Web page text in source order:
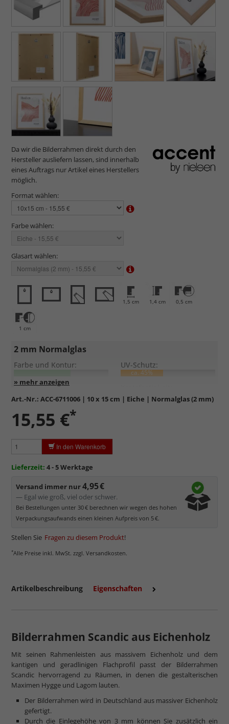
Da wir die Bilderrahmen direkt durch den
Hersteller ausliefern lassen, sind innerhalb
eines Auftrags nur Artikel eines Herstellers
möglich.
Format wählen:
Farbe wählen:
Glasart wählen:
1,5 cm 1,4 cm 0,5 cm
1 cm
2 mm Normalglas
Farbe und Kontur: UV-Schutz:
ca. 45%
Entspiegelung:
in hochwertiger Floatglas-Qualität.
Formstabil, preiswert, witterungs- und hitzebeständig
Reflektierende Oberfläche
Minimaler UV-Schutz von ca. 45%
Schutz des Bildes.
Normalglas hat eine leichte Grünfärbung
, wodurch es im
Bereich der Weißtöne zu einem dezenten Grünschimmer
kommt. Für Bilder mit hellen Farben empfehlen wir Kunst- oder
mehr zum Normalglas
Art.-Nr.: ACC-6711006 | 10 x 15 cm | Eiche | Normalglas (2 mm)
15,55 €*
In den Warenkorb
Lieferzeit: 4 - 5 Werktage
Versand immer nur4,95 €
— Egal wie groß, viel oder schwer.
Bei Bestellungen unter 30 € berechnen wir wegen des hohen
Verpackungsaufwands einen kleinen Aufpreis von 5 €.
Stellen Sie Fragen zu diesem Produkt!
*Alle Preise inkl. MwSt. zzgl. Versandkosten.
Artikelbeschreibung Eigenschaften
Bilderrahmen Scandic aus Eichenholz
Mit seinen Rahmenleisten aus massivem Eichenholz und dem
kantigen und geradlinigen Flachprofil passt der Bilderrahmen
Scandic hervorragend zu Räumen, in denen die gestalterischen
Maximen Hygge und Lagom lauten.
Der Bilderrahmen wird in Deutschland aus massiver Eichenholz
gefertigt.
Durch die Einlegehöhe von 3 mm können Sie zusätzlich ein